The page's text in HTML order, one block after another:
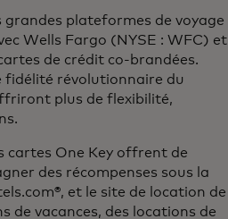
grandes plateformes de voyage
Wells Fargo (NYSE : WFC) et
de crédit co-brandées.
fidélité révolutionnaire du
plus de flexibilité,
cartes One Key offrent de
des récompenses sous la
et le site de location de
de vacances, des locations de